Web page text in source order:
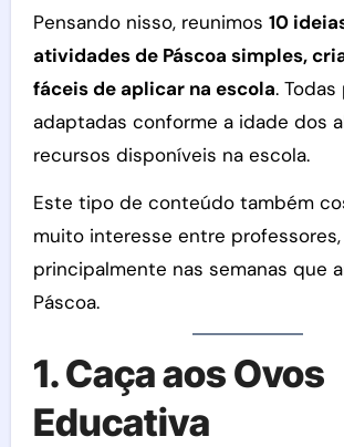
Pensando nisso, reunimos 10
atividades de Páscoa simples,
fáceis de aplicar na escola.
adaptadas conforme a idade dos
recursos disponíveis na escola.
Este tipo de conteúdo também
muito interesse entre professores,
principalmente nas semanas que
Páscoa.
1. Caça aos Ovos
Educativa